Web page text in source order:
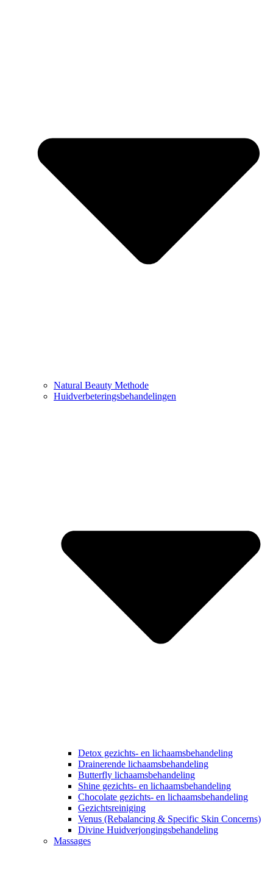
Natural Beauty Methode
Huidverbeteringsbehandelingen
Detox gezichts- en lichaamsbehandeling
Drainerende lichaamsbehandeling
Butterfly lichaamsbehandeling
Shine gezichts- en lichaamsbehandeling
Chocolate gezichts- en lichaamsbehandeling
Gezichtsreiniging
Venus (Rebalancing & Specific Skin Concerns)
Divine Huidverjongingsbehandeling
Massages